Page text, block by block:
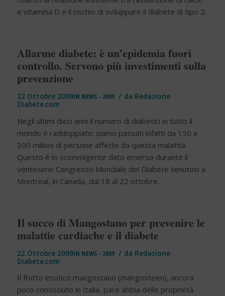
e vitamina D e il rischio di sviluppare il diabete di tipo 2.
Allarme diabete: è un’epidemia fuori
controllo. Servono più investimenti sulla
prevenzione
22 Ottobre 2009IN NEWS - 2009 / da Redazione
Diabete.com
Negli ultimi dieci anni il numero di diabetici in tutto il
mondo è raddoppiato: siamo passati infatti da 150 a
300 milioni di persone affette da questa malattia.
Questo è lo sconvolgente dato emerso durante il
ventesimo Congresso Mondiale del Diabete tenutosi a
Montreal, in Canada, dal 18 al 22 ottobre.
Il succo di Mangostano per prevenire le
malattie cardiache e il diabete
22 Ottobre 2009IN NEWS - 2009 / da Redazione
Diabete.com
Il frutto esotico mangostano (mangosteen), ancora
poco conosciuto in Italia, pare abbia delle proprietà